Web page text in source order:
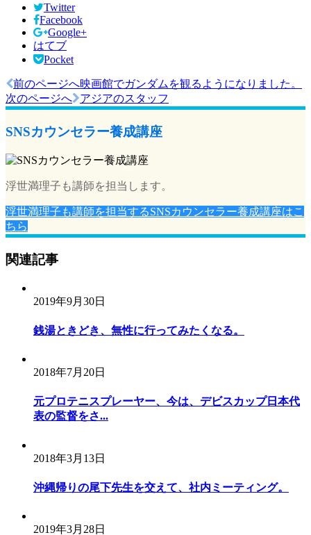
Twitter
Facebook
Google+
はてブ
Pocket
投
稿
ナ
ビ
ゲ
シ
ョ
ン
前のページへ映画館でガンダムを観るようになりました。
次のページへ
アジアのスタッフ
SNSカウンセラー養成講座
浮世満理子も講師を担当します。
浮世満理子も講師を担当するSNSカウンセラー養成講座はこ
ちら
関連記事
2019年9月30日
銭湯ときどき、無性に行ってみたくなる。
2018年7月20日
元プロテニスプレーヤー、今は、デビスカップ日本代
表の監督をさ...
2018年3月13日
沖縄帰りの尾下先生を交えて、社内ミーティング。
2019年3月28日